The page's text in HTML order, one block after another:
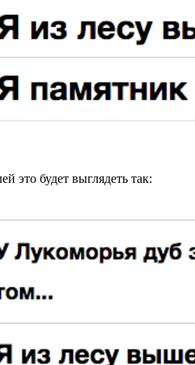
это будет выглядеть так: